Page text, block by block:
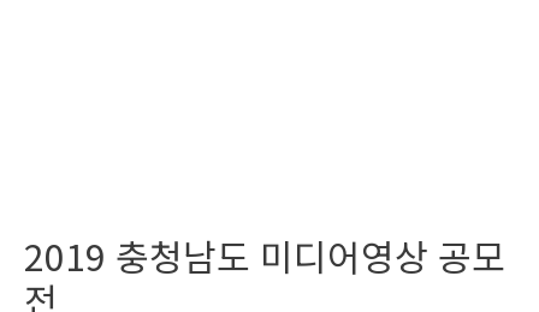
2019 충청남도 미디어영상 공모
전